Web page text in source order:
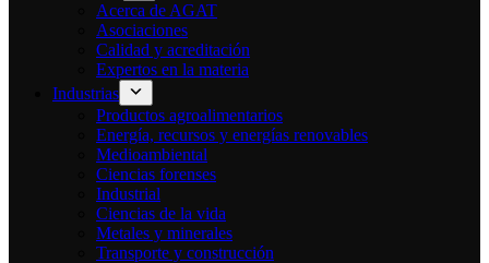
Acerca de AGAT
Asociaciones
Calidad y acreditación
Expertos en la materia
Industrias
Productos agroalimentarios
Energía, recursos y energías renovables
Medioambiental
Ciencias forenses
Industrial
Ciencias de la vida
Metales y minerales
Transporte y construcción